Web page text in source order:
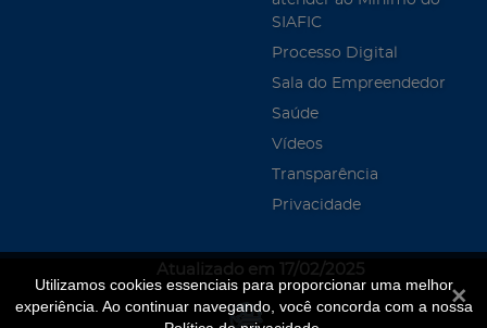
Utilizamos cookies essenciais para proporcionar uma melhor
experiência. Ao continuar navegando, você concorda com a nossa
SIAFIC
Processo Digital
Sala do Empreendedor
Saúde
Vídeos
Transparência
Privacidade
Atualizado em 17/02/2025